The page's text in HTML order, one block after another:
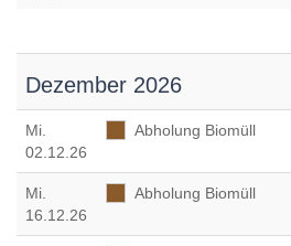
Dezember 2026
Mi.
02.12.26
Abholung Biomüll
Mi.
16.12.26
Abholung Biomüll